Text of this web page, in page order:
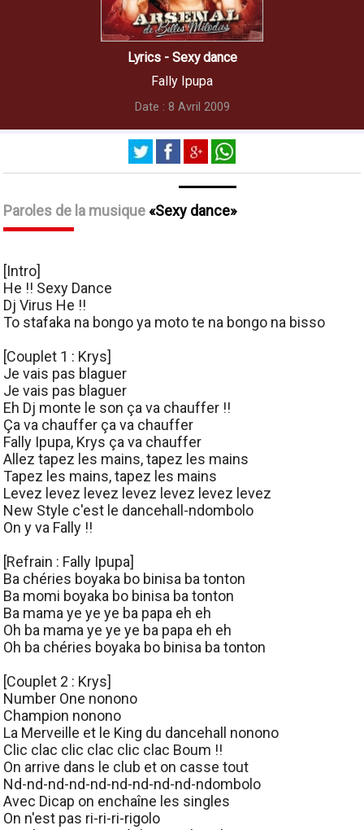
Lyrics - Sexy dance
Fally Ipupa
Date : 8 Avril 2009
Paroles de la musique Sexy dance
[Intro]
He !! Sexy Dance
Dj Virus He !!
To stafaka na bongo ya moto te na bongo na bisso
[Couplet 1 : Krys]
Je vais pas blaguer
Je vais pas blaguer
Eh Dj monte le son ça va chauffer !!
Ça va chauffer ça va chauffer
Fally Ipupa, Krys ça va chauffer
Allez tapez les mains, tapez les mains
Tapez les mains, tapez les mains
Levez levez levez levez levez levez levez
New Style c'est le dancehall-ndombolo
On y va Fally !!
[Refrain : Fally Ipupa]
Ba chéries boyaka bo binisa ba tonton
Ba momi boyaka bo binisa ba tonton
Ba mama ye ye ye ba papa eh eh
Oh ba mama ye ye ye ba papa eh eh
Oh ba chéries boyaka bo binisa ba tonton
[Couplet 2 : Krys]
Number One nonono
Champion nonono
La Merveille et le King du dancehall nonono
Clic clac clic clac clic clac Boum !!
On arrive dans le club et on casse tout
Nd-nd-nd-nd-nd-nd-nd-nd-nd-ndombolo
Avec Dicap on enchaîne les singles
On n'est pas ri-ri-ri-rigolo